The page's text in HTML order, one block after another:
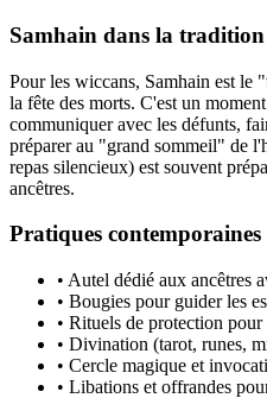
Samhain dans la tradition
Pour les wiccans, Samhain est le
la fête des morts. C'est un
communiquer avec les défunts,
préparer au "grand sommeil" de
repas silencieux) est souvent
ancêtres.
Pratiques
• Autel dédié aux ancêtres
• Bougies pour guider les
• Rituels de protection
• Divination (tarot, runes,
• Cercle magique et
• Libations et offrandes